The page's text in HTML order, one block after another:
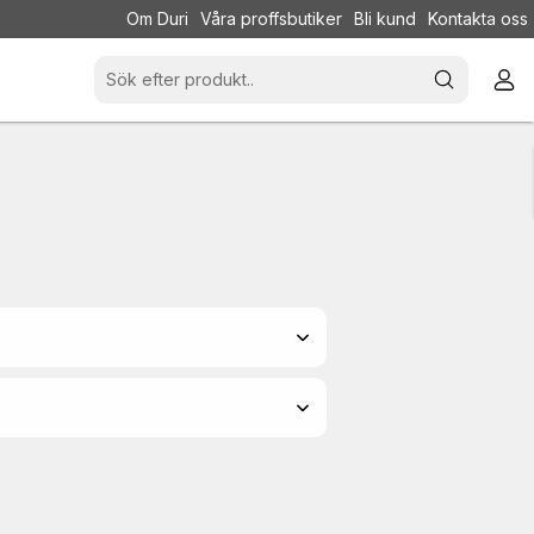
Om Duri Våra proffsbutiker Bli kund Kontakta oss